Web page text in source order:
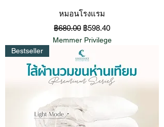
หมอนโรงแรม
ราคาปกติ
฿680.00 ราคาขายลด
฿598.40
Memmer Privilege
Bestseller